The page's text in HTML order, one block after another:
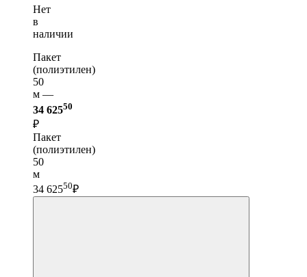
Нет
в
наличии
Пакет
(полиэтилен)
50
м —
34 62550
₽
Пакет
(полиэтилен)
50
м
34 62550₽